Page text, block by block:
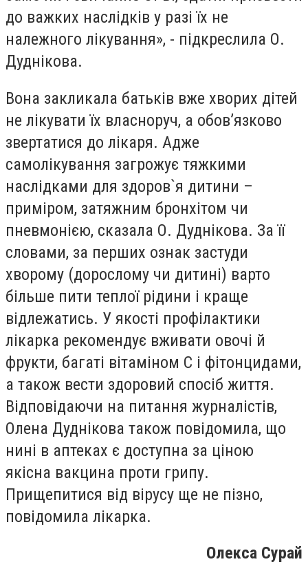
до важких наслідків у разі їх не
належного лікування», - підкреслила О.
Дуднікова.
Вона закликала батьків вже хворих дітей
не лікувати їх власноруч, а обов’язково
звертатися до лікаря. Адже
самолікування загрожує тяжкими
наслідками для здоров`я дитини –
приміром, затяжним бронхітом чи
пневмонією, сказала О. Дуднікова. За її
словами, за перших ознак застуди
хворому (дорослому чи дитині) варто
більше пити теплої рідини і краще
відлежатись. У якості профілактики
лікарка рекомендує вживати овочі й
фрукти, багаті вітаміном С і фітонцидами,
а також вести здоровий спосіб життя.
Відповідаючи на питання журналістів,
Олена Дуднікова також повідомила, що
нині в аптеках є доступна за ціною
якісна вакцина проти грипу.
Прищепитися від вірусу ще не пізно,
повідомила лікарка.
Олекса Сурай